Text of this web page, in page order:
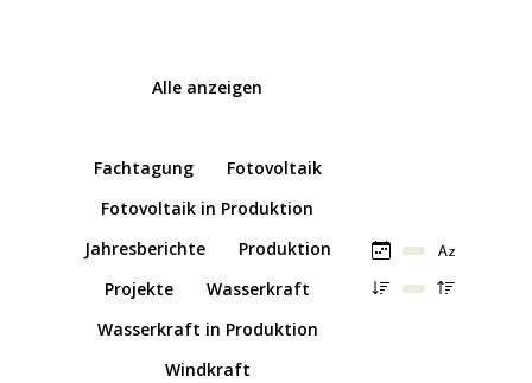
Alle anzeigen
Fachtagung
Fotovoltaik
Fotovoltaik in Produktion
Jahresberichte
Produktion
Projekte
Wasserkraft
Wasserkraft in Produktion
Windkraft